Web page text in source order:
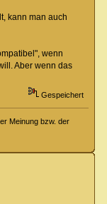
kann man auch
wenn
Aber wenn das
Gespeichert
Meinung bzw. der